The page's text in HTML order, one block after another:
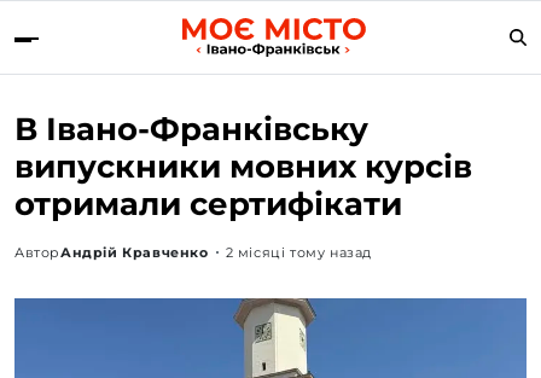
В Івано-Франківську
випускники мовних курсів
отримали сертифікати
АвторАндрій Кравченко 2 місяці тому назад